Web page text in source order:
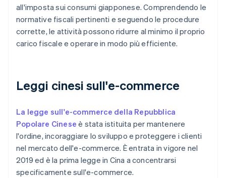
all'imposta sui consumi giapponese. Comprendendo le
normative fiscali pertinenti e seguendo le procedure
corrette, le attività possono ridurre al minimo il proprio
carico fiscale e operare in modo più efficiente.
Leggi cinesi sull'e-commerce
La legge sull'e-commerce della Repubblica
Popolare Cinese è stata istituita per mantenere
l'ordine, incoraggiare lo sviluppo e proteggere i clienti
nel mercato dell'e-commerce. È entrata in vigore nel
2019 ed è la prima legge in Cina a concentrarsi
specificamente sull'e-commerce.